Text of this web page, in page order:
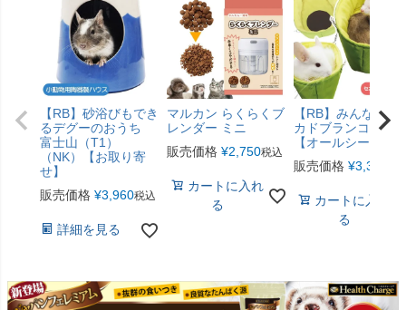
【RB】砂浴びもでき
るデグーのおうち
富士山（T1）
（NK）【お取り寄
せ】
販売価格 ¥3,960税込
詳細を見る
マルカン らくらくブ
レンダー ミニ
販売価格 ¥2,750税込
カートに入れ
る
【RB】みんなのア
カドブランコ（F2
【オールシーズン
販売価格 ¥3,300
カートに入れ
る